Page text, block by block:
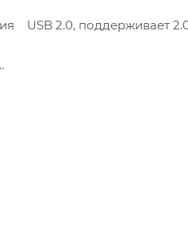
USB 2.0, поддерживает 2.0 и